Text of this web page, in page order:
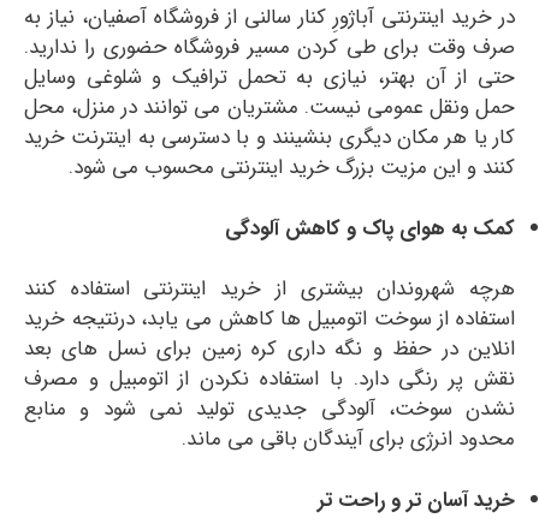
در خرید اینترنتی آباژورِ کنار سالنی از فروشگاه آصفیان، نیاز به
صرف وقت برای طی کردن مسیر فروشگاه حضوری را ندارید.
حتی از آن بهتر، نیازی به تحمل ترافیک و شلوغی وسایل
حمل ونقل عمومی نیست. مشتریان می توانند در منزل، محل
کار یا هر مکان دیگری بنشینند و با دسترسی به اینترنت خرید
کنند و این مزیت بزرگ خرید اینترنتی محسوب می شود.
کمک به هوای پاک و کاهش آلودگی
هرچه شهروندان بیشتری از خرید اینترنتی استفاده کنند
استفاده از سوخت اتومبیل ها کاهش می یابد، درنتیجه خرید
انلاین در حفظ و نگه داری کره زمین برای نسل های بعد
نقش پر رنگی دارد. با استفاده نکردن از اتومبیل و مصرف
نشدن سوخت، آلودگی جدیدی تولید نمی شود و منابع
محدود انرژی برای آیندگان باقی می ماند.
خرید آسان تر و راحت تر